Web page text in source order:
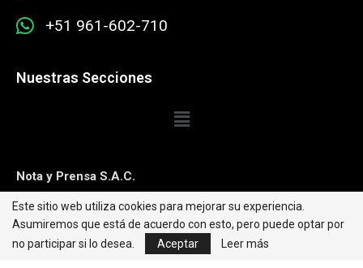
+51 961-602-710
Nuestras Secciones
Nota y Prensa S.A.C.
Contacto:editorweb@caretas.com.pe
Síguenos:
Este sitio web utiliza cookies para mejorar su experiencia.
Asumiremos que está de acuerdo con esto, pero puede optar por
no participar si lo desea.
Aceptar Leer más